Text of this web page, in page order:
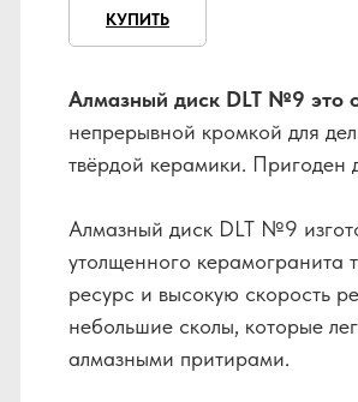
КУПИТЬ
Алмазный диск DLT №9 это
непрерывной кромкой для
твёрдой керамики. Пригоден
Алмазный диск DLT №9
утолщенного
ресурс и высокую скорость
небольшие сколы, которые
алмазными притирами.